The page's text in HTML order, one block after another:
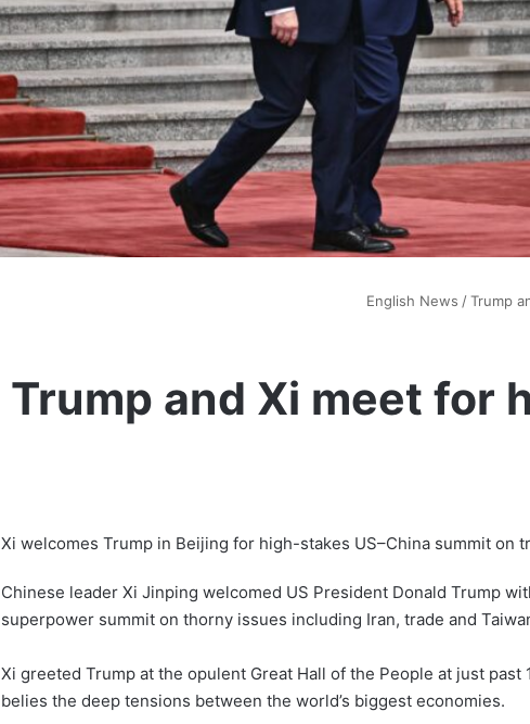
English News /Trump
Trump and Xi meet for
Xi welcomes Trump in Beijing for high-stakes US–China summit on
Chinese leader Xi Jinping welcomed US President Donald Trump
superpower summit on thorny issues including Iran, trade and
Xi greeted Trump at the opulent Great Hall of the People at just past
belies the deep tensions between the world’s biggest economies.